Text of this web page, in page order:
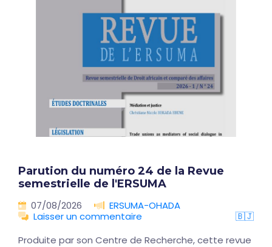
Parution du numéro 24 de la Revue
semestrielle de l'ERSUMA
07/08/2026
ERSUMA-OHADA
Laisser un commentaire
🇧🇯
Produite par son Centre de Recherche, cette revue